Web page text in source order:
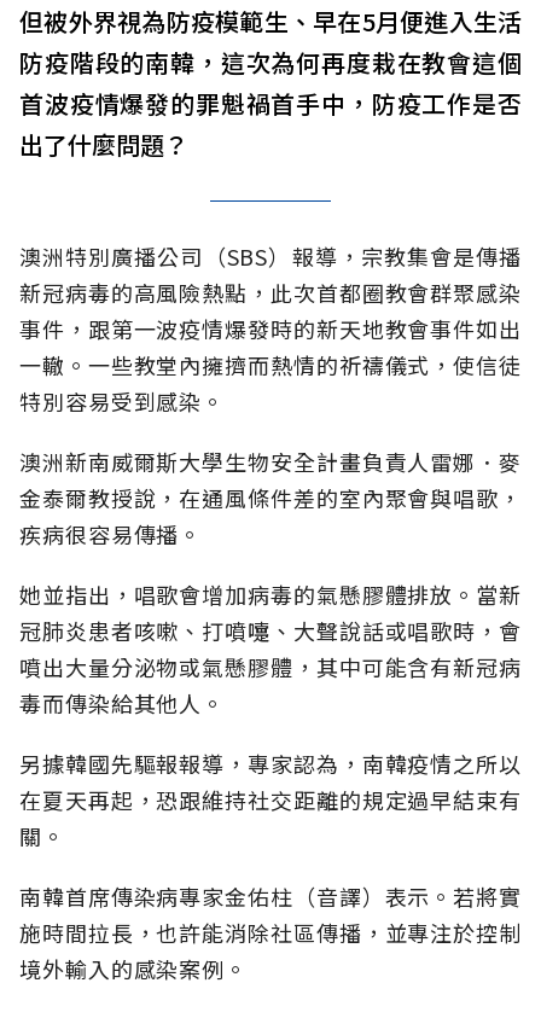
但被外界視為防疫模範生、早在5月便進入生活
防疫階段的南韓，這次為何再度栽在教會這個
首波疫情爆發的罪魁禍首手中，防疫工作是否
出了什麼問題？
澳洲特別廣播公司（SBS）報導，宗教集會是傳播
新冠病毒的高風險熱點，此次首都圈教會群聚感染
事件，跟第一波疫情爆發時的新天地教會事件如出
一轍。一些教堂內擁擠而熱情的祈禱儀式，使信徒
特別容易受到感染。
澳洲新南威爾斯大學生物安全計畫負責人雷娜．麥
金泰爾教授說，在通風條件差的室內聚會與唱歌，
疾病很容易傳播。
她並指出，唱歌會增加病毒的氣懸膠體排放。當新
冠肺炎患者咳嗽、打噴嚏、大聲說話或唱歌時，會
噴出大量分泌物或氣懸膠體，其中可能含有新冠病
毒而傳染給其他人。
另據韓國先驅報報導，專家認為，南韓疫情之所以
在夏天再起，恐跟維持社交距離的規定過早結束有
關。
南韓首席傳染病專家金佑柱（音譯）表示。若將實
施時間拉長，也許能消除社區傳播，並專注於控制
境外輸入的感染案例。